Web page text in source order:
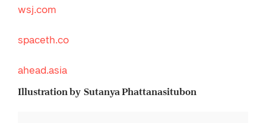
wsj.com
spaceth.co
ahead.asia
Illustration by Sutanya Phattanasitubon